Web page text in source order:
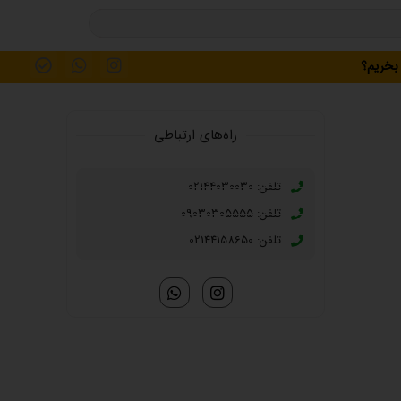
راه‌های ارتباطی
تلفن: 02144030030
تلفن: 09030305555
تلفن: 02144158650